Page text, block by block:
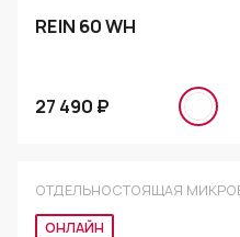
REIN 60 WH
27 490 ₽
ОТДЕЛЬНОСТОЯЩАЯ
ОНЛАЙН